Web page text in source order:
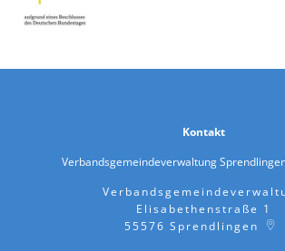
Kontakt
Verbandsgemeindeverwaltung
Elisabethenstraße 1
55576 Sprendlingen